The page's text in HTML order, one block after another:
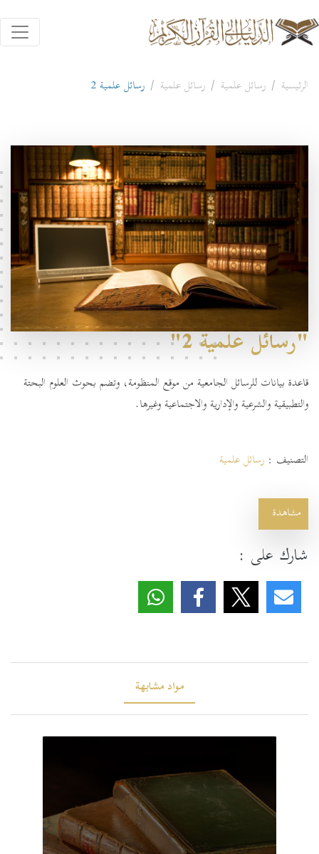
الرئيسية رسائل علمية رسائل علمية رسائل علمية 2
"رسائل علمية 2"
قاعدة بيانات للرسائل الجامعية من موقع المنظومة، وتضم بحوث العلوم البحتة
والتطبيقية والشرعية والإدارية والاجتماعية وغيرها.
التصنيف : رسائل علمية
مشاهدة
شارك على :
مواد مشابهة